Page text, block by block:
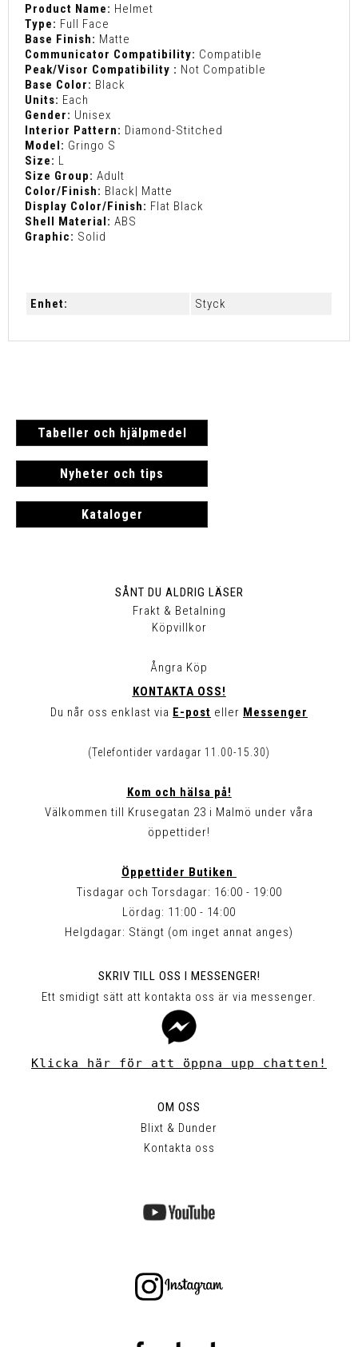
Product Name: Helmet
Type: Full Face
Base Finish: Matte
Communicator Compatibility: Compatible
Peak/Visor Compatibility : Not Compatible
Base Color: Black
Units: Each
Gender: Unisex
Interior Pattern: Diamond-Stitched
Model: Gringo S
Size: L
Size Group: Adult
Color/Finish: Black| Matte
Display Color/Finish: Flat Black
Shell Material: ABS
Graphic: Solid
Enhet: Styck
Tabeller och hjälpmedel
Nyheter och tips
Kataloger
SÅNT DU ALDRIG LÄSER
Frakt & Betalning
Köpvillkor
Ångra Köp
KONTAKTA OSS!
Du når oss enklast via E-post eller Messenger
(Telefontider vardagar 11.00-15.30)
Kom och hälsa på!
Välkommen till Krusegatan 23 i Malmö under våra
öppettider!
Öppettider Butiken
Tisdagar och Torsdagar: 16:00 - 19:00
Lördag: 11:00 - 14:00
Helgdagar: Stängt (om inget annat anges)
SKRIV TILL OSS I MESSENGER!
Ett smidigt sätt att kontakta oss är via messenger.
Klicka här för att öppna upp chatten!
OM OSS
Blixt & Dunder
Kontakta oss